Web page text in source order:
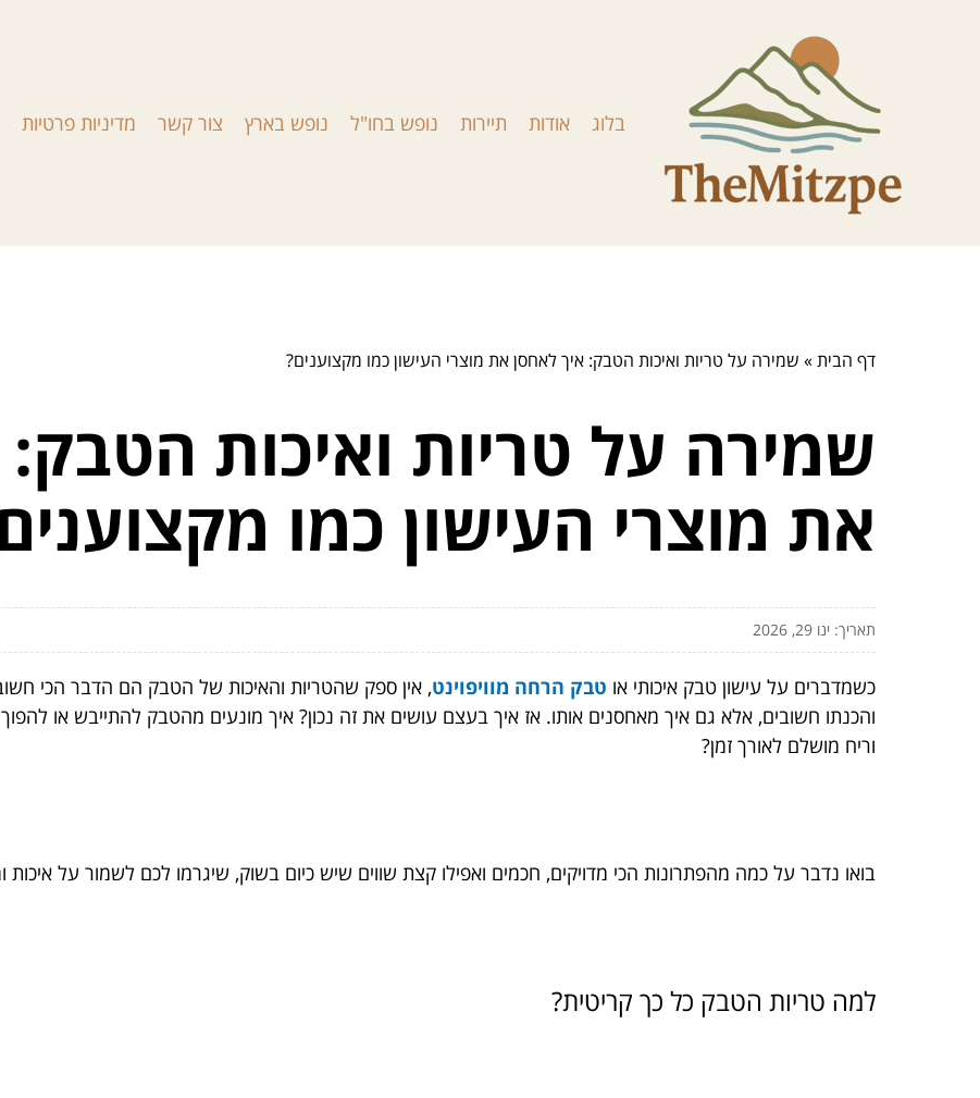
בלוג אודות תיירות נופש בחו"ל נופש בארץ צור קשר מדיניות פרטיות
דף הבית» שמירה על טריות ואיכות הטבק: איך לאחסן את מוצרי העישון כמו מקצוענים?
שמירה על טריות ואיכות
את מוצרי העישון כמו
תאריך: ינו 29, 2026
כשמדברים על עישון טבק איכותי או טבק הרחה מוויפוינט, אין ספק שהטריות והאיכות של הטבק הם הדבר הכי
והכנתו חשובים, אלא גם איך מאחסנים אותו. אז איך בעצם עושים את זה נכון? איך מונעים מהטבק להתייבש או
וריח מושלם לאורך זמן?
בואו נדבר על כמה מהפתרונות הכי מדויקים, חכמים ואפילו קצת שווים שיש כיום בשוק, שיגרמו לכם לשמור על איכות
למה טריות הטבק כל כך קריטית?